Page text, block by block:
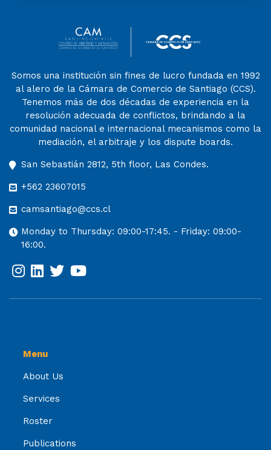
Somos una institución sin fines de lucro fundada en 1992
al alero de la Cámara de Comercio de Santiago (CCS).
Tenemos más de dos décadas de experiencia en la
resolución adecuada de conflictos, brindando a la
comunidad nacional e internacional mecanismos como la
mediación, el arbitraje y los dispute boards.
San Sebastián 2812, 5th floor, Las Condes.
+562 23607015
camsantiago@ccs.cl
Monday to Thursday: 09:00-17:45. - Friday: 09:00-
16:00.
Menu
About Us
Services
Roster
Publications